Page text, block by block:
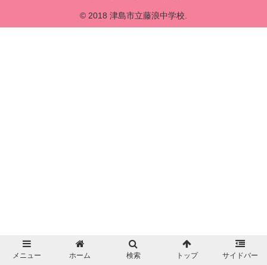
© 2018 津島市立藤浪中学校.
メニュー ホーム 検索 トップ サイドバー